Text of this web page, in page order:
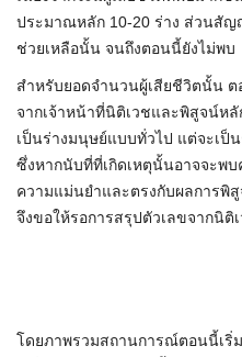
ประมาณหลัก 10-20 ร่าง ส่วน
ช่วยเหลือนั้น จนถึงตอนนี้ยังไม่พบ
สำหรับยอดจำนวนผู้เสียชีวิตนั้น
จากเจ้าหน้าที่นิติเวชและพิสูจน์ห
เป็นร่างมนุษย์แบบทั่วไป แต่จะเป็
ซึ่งหากนับที่ที่เกิดเหตุนั้นอาจจะพ
ความแม่นยำและตรงกับผลการพิ
จึงขอให้รอการสรุปตัวเลขจากนิติ
โดยภาพรวมสถานการณ์ตอนนี้เริ่